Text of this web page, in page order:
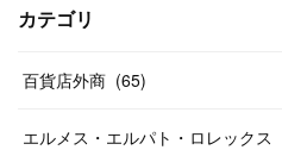
(17
(12)
(13
(14)
(29
(24)
(26
(26
(20)
(14
(55
(38)
(20
(33
(46)
(20
カテゴリ
百貨店外商 (65)
エルメス・エルパト・ロレックス